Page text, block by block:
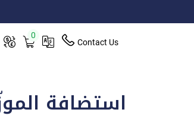
0
Contact Us
استضافة